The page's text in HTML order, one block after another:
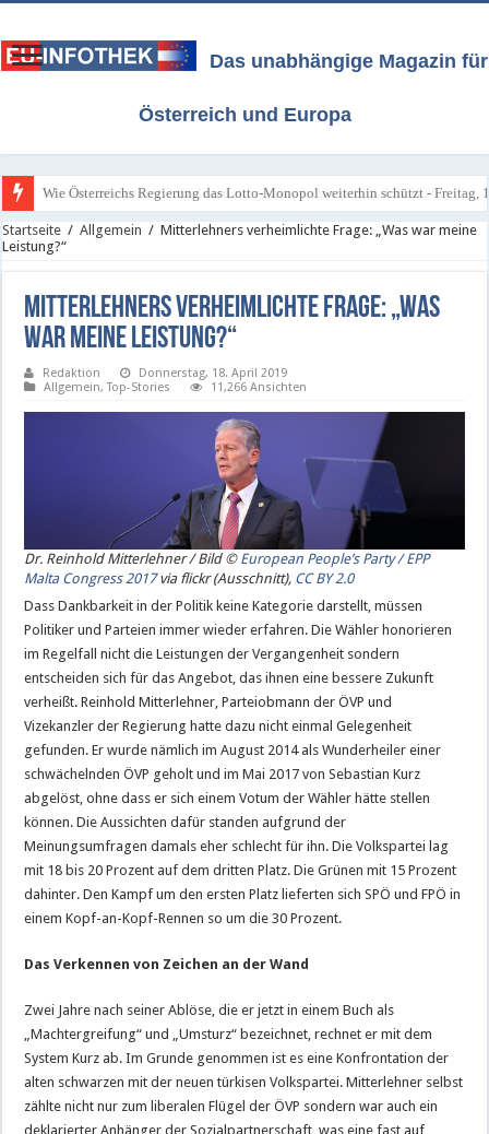
Das unabhängige Magazin für
Österreich und Europa
Kleines Glücksspiel: Legalisierung gestoppt - Montag, 6. Juli 2026
Startseite / Allgemein / Mitterlehners verheimlichte Frage: „Was war meine
Leistung?“
Mitterlehners verheimlichte Frage: „Was
war meine Leistung?“
Redaktion
Donnerstag, 18. April 2019
Allgemein,Top-Stories 11,266 Ansichten
Dr. Reinhold Mitterlehner / Bild © European People’s Party / EPP
Malta Congress 2017via flickr (Ausschnitt), CC BY 2.0
Dass Dankbarkeit in der Politik keine Kategorie darstellt, müssen
Politiker und Parteien immer wieder erfahren. Die Wähler honorieren
im Regelfall nicht die Leistungen der Vergangenheit sondern
entscheiden sich für das Angebot, das ihnen eine bessere Zukunft
verheißt. Reinhold Mitterlehner, Parteiobmann der ÖVP und
Vizekanzler der Regierung hatte dazu nicht einmal Gelegenheit
gefunden. Er wurde nämlich im August 2014 als Wunderheiler einer
schwächelnden ÖVP geholt und im Mai 2017 von Sebastian Kurz
abgelöst, ohne dass er sich einem Votum der Wähler hätte stellen
können. Die Aussichten dafür standen aufgrund der
Meinungsumfragen damals eher schlecht für ihn. Die Volkspartei lag
mit 18 bis 20 Prozent auf dem dritten Platz. Die Grünen mit 15 Prozent
dahinter. Den Kampf um den ersten Platz lieferten sich SPÖ und FPÖ in
einem Kopf-an-Kopf-Rennen so um die 30 Prozent.
Das Verkennen von Zeichen an der Wand
Zwei Jahre nach seiner Ablöse, die er jetzt in einem Buch als
„Machtergreifung“ und „Umsturz“ bezeichnet, rechnet er mit dem
System Kurz ab. Im Grunde genommen ist es eine Konfrontation der
alten schwarzen mit der neuen türkisen Volkspartei. Mitterlehner selbst
zählte nicht nur zum liberalen Flügel der ÖVP sondern war auch ein
deklarierter Anhänger der Sozialpartnerschaft, was eine fast auf